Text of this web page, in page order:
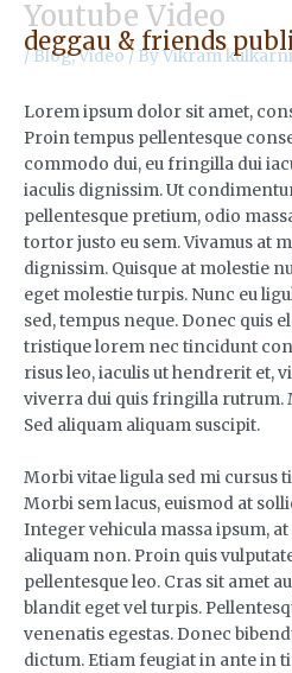
Skip
content
deggau & friends
Youtube Video
/Blog,Video/ ByVikram kulkarni
Lorem ipsum dolor sit amet,
Proin tempus pellentesque
commodo dui, eu fringilla dui
iaculis dignissim. Ut
pellentesque pretium, odio
tortor justo eu sem.Vivamus at
dignissim. Quisque at molestie
eget molestie turpis. Nunc eu
sed, tempus neque. Donec quis
tristique lorem nec tincidunt
risus leo, iaculis ut hendrerit et,
viverra dui quis fringilla rutrum.
Sed aliquam aliquam suscipit.
Morbi vitae ligula sed mi cursus
Morbi sem lacus, euismod at
Integer vehicula massa ipsum,
aliquam non. Proin quis
pellentesque leo. Cras sit amet
blandit eget vel turpis.
venenatis egestas. Donec
dictum. Etiam feugiat in ante in
Post
navigation